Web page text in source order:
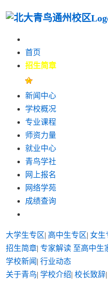
首页
招生简章
新闻中心
学校概况
专业课程
师资力量
就业中心
青鸟学社
网上报名
网络学苑
成绩查询
大学生专区| 高中生专区| 女生
招生简章| 专家解读 至高中生
学校新闻 | 行业动态
关于青鸟| 学校介绍| 校长致辞|